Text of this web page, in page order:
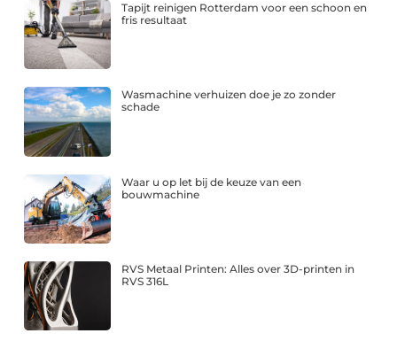
Tapijt reinigen Rotterdam voor een schoon en
fris resultaat
Wasmachine verhuizen doe je zo zonder
schade
Waar u op let bij de keuze van een
bouwmachine
RVS Metaal Printen: Alles over 3D-printen in
RVS 316L